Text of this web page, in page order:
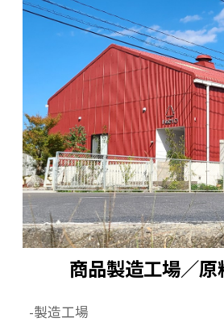
商品製造工場／
-製造工場